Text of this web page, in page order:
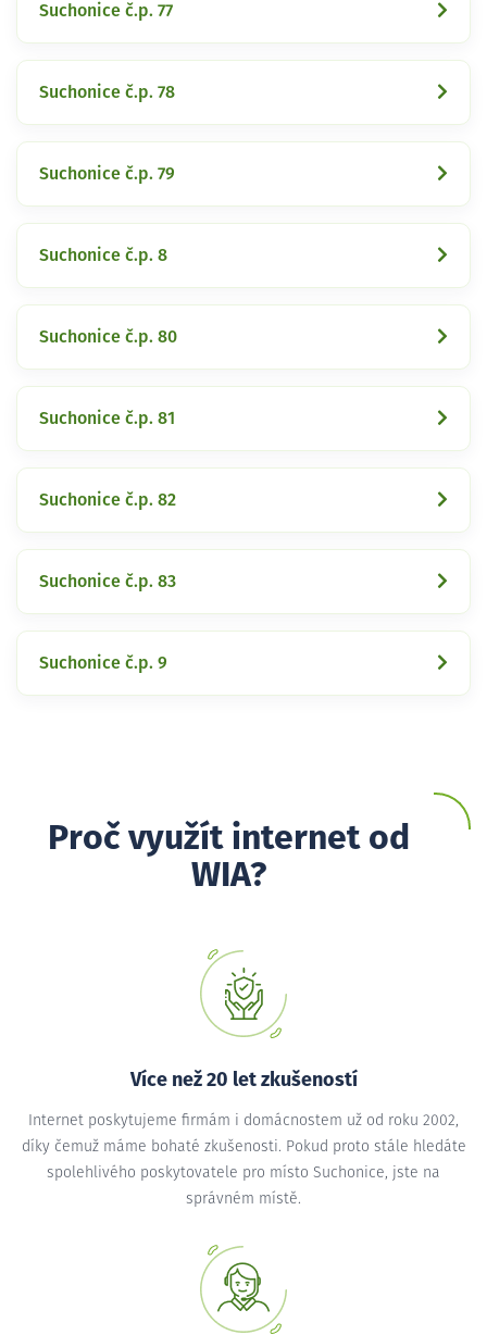
Suchonice č.p. 77
Suchonice č.p. 78
Suchonice č.p. 79
Suchonice č.p. 8
Suchonice č.p. 80
Suchonice č.p. 81
Suchonice č.p. 82
Suchonice č.p. 83
Suchonice č.p. 9
Proč využít internet od
WIA?
Více než 20 let zkušeností
Internet poskytujeme firmám i domácnostem už od roku 2002,
díky čemuž máme bohaté zkušenosti. Pokud proto stále hledáte
spolehlivého poskytovatele pro místo Suchonice, jste na
správném místě.